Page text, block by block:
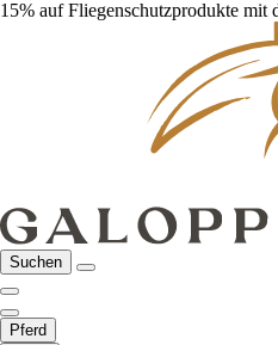
15% auf Fliegenschutzprodukte mit
Suchen
Pferd